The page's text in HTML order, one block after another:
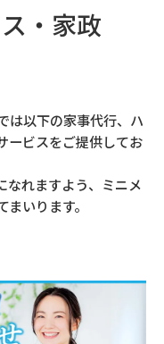
・家政
は以下の家事代行、ハ
ービスをご提供してお
なれますよう、ミニメ
いります。